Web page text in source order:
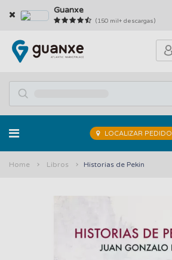
Guanxe
(150 mil+ descargas)
LOCALIZAR PEDIDO
Home Libros Historias de Pekin